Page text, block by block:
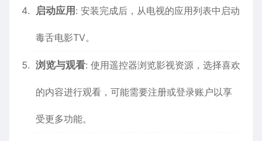
启动应用 : 安装完成后，从电视的应用列表中启动
毒舌电影TV。
浏览与观看: 使用遥控器浏览影视资源，选择喜欢
的内容进行观看，可能需要注册或登录账户以享
受更多功能。